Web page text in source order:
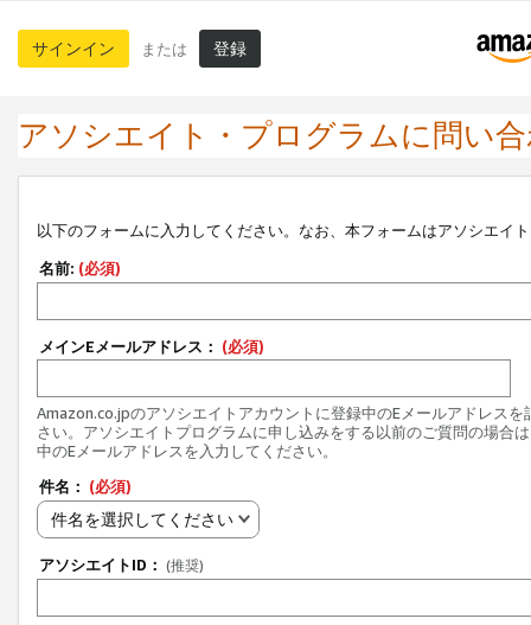
サインイン または 登録
アソシエイト・プログラムに問い
以下のフォームに入力してください。なお、本フォームはアソシエイ
名前: (必須)
メインEメールアドレス： (必須)
Amazon.co.jpのアソシエイトアカウントに登録中のEメールアドレスを
さい。アソシエイトプログラムに申し込みをする以前のご質問の場合
中のEメールアドレスを入力してください。
件名： (必須)
件名を選択してください
アソシエイトID： (推奨)